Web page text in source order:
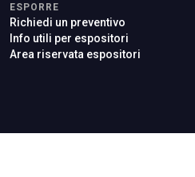
ESPORRE
Richiedi un preventivo
Info utili per espositori
Area riservata espositori